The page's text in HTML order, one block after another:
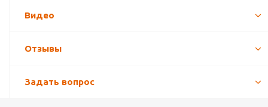
Видео
Отзывы
Задать вопрос